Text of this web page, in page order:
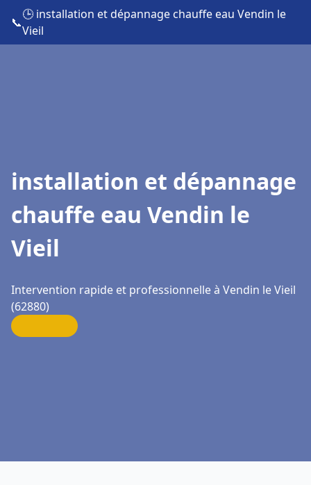
📞
🕒 installation et dépannage chauffe eau Vendin le
Vieil
installation et dépannage
chauffe eau Vendin le
Vieil
Intervention rapide et professionnelle à Vendin le Vieil
(62880)